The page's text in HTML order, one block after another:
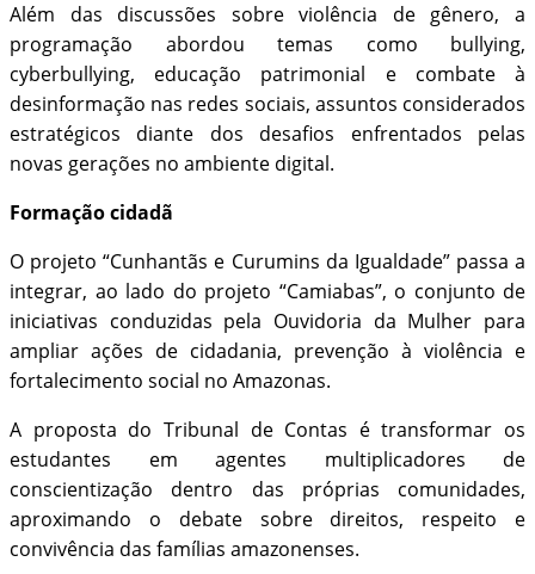
Além das discussões sobre violência de gênero, a
programação abordou temas como bullying,
cyberbullying, educação patrimonial e combate à
desinformação nas redes sociais, assuntos considerados
estratégicos diante dos desafios enfrentados pelas
novas gerações no ambiente digital.
Formação cidadã
O projeto “Cunhantãs e Curumins da Igualdade” passa a
integrar, ao lado do projeto “Camiabas”, o conjunto de
iniciativas conduzidas pela Ouvidoria da Mulher para
ampliar ações de cidadania, prevenção à violência e
fortalecimento social no Amazonas.
A proposta do Tribunal de Contas é transformar os
estudantes em agentes multiplicadores de
conscientização dentro das próprias comunidades,
aproximando o debate sobre direitos, respeito e
convivência das famílias amazonenses.